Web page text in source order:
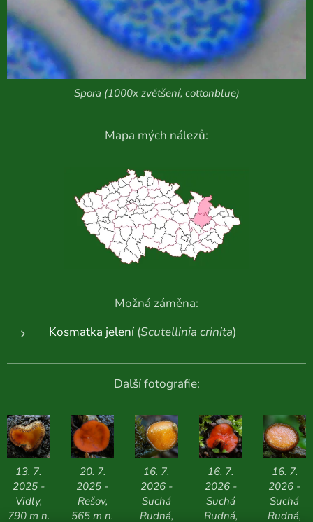
Spora (1000x zvětšení, cottonblue)
Mapa mých nálezů:
Možná záměna:
Kosmatka jelení(Scutellinia crinita)
Další fotografie:
13. 7.
2025 -
Vidly,
790 m n.
20. 7.
2025 -
Rešov,
565 m n.
16. 7.
2026 -
Suchá
Rudná,
16. 7.
2026 -
Suchá
Rudná,
16. 7.
2026 -
Suchá
Rudná,